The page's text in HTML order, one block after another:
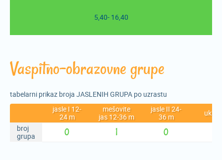
5,40- 16,40
Vaspitno-obrazovne grupe
tabelarni prikaz broja JASLENIH GRUPA po uzrastu
jasle I 12-
24 m
mešovite
jas 12-36 m
jasle II 24-
36 m
broj
grupa
0 1 0